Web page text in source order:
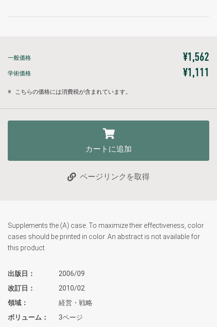
一般価格 ¥1,562
学術価格 ¥1,111
※ こちらの価格には消費税が含まれています。
カートに追加
ページリンクを取得
Supplements the (A) case. To maximize their effectiveness, color
cases should be printed in color. An abstract is not available for
this product.
出版日
2006/09
改訂日
2010/02
領域
経営・戦略
ボリューム
3ページ